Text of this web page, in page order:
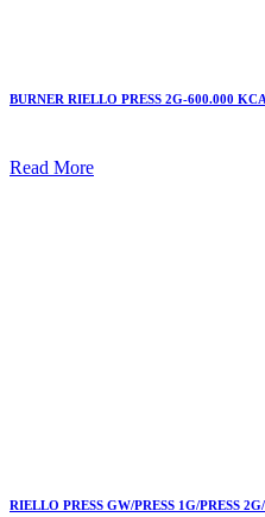
BURNER RIELLO PRESS 2G-600.000
Read More
RIELLO PRESS GW/PRESS 1G/PRESS